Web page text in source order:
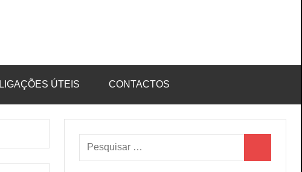
LIGAÇÕES ÚTEIS CONTACTOS
Pesquisar
por: